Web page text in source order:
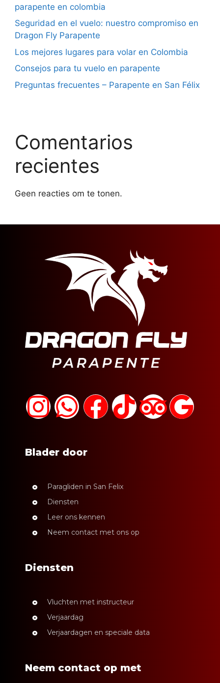
parapente en colombia
Seguridad en el vuelo: nuestro compromiso en
Dragon Fly Parapente
Los mejores lugares para volar en Colombia
Consejos para tu vuelo en parapente
Preguntas frecuentes – Parapente en San Félix
Comentarios
recientes
Geen reacties om te tonen.
Blader door
Paragliden in San Felix
Diensten
Leer ons kennen
Neem contact met ons op
Diensten
Vluchten met instructeur
Verjaardag
Verjaardagen en speciale data
Neem contact op met